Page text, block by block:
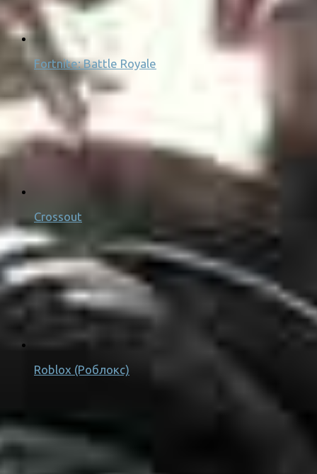
Fortnite: Battle Royale
Crossout
Roblox (Роблокс)